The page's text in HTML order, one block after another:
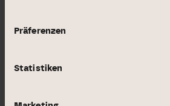
Präferenzen
Statistiken
IR-Kontakt Branicks Group AG:
Jasmin Dentz